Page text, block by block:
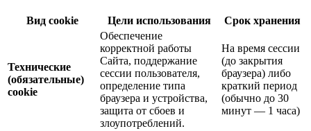
Вид cookie Цели использования Срок хранения
Технические
(обязательные)
cookie
Обеспечение
корректной работы
Сайта, поддержание
сессии пользователя,
определение типа
браузера и устройства,
защита от сбоев и
злоупотреблений.
На время сессии
(до закрытия
браузера) либо
краткий период
(обычно до 30
минут — 1 часа)